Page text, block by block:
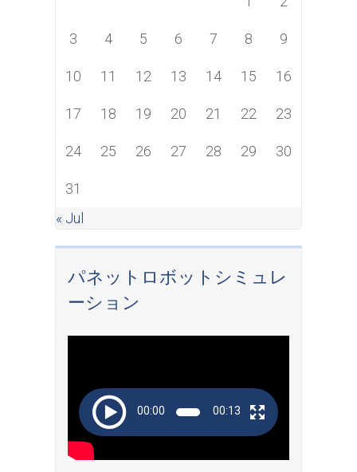
3 4 5 6 7 8 9
10 11 12 13 14 15 16
17 18 19 20 21 22 23
24 25 26 27 28 29 30
31
« Jul
パネットロボットシミュレ
ーション
00:00 00:13